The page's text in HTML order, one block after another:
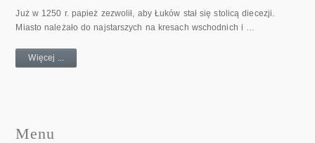
Już w 1250 r. papież zezwolił, aby Łuków stał się stolicą diecezji.
Miasto należało do najstarszych na kresach wschodnich i …
Więcej ...
Menu